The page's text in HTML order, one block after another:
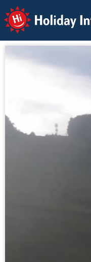
Holiday Info